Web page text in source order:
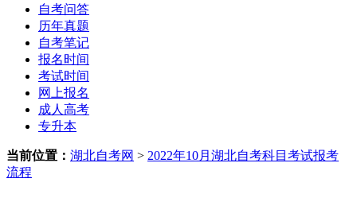
自考问答
历年真题
自考笔记
报名时间
考试时间
网上报名
成人高考
专升本
当前位置： 湖北自考网 > 2022年10月湖北自考科目考试报考
流程